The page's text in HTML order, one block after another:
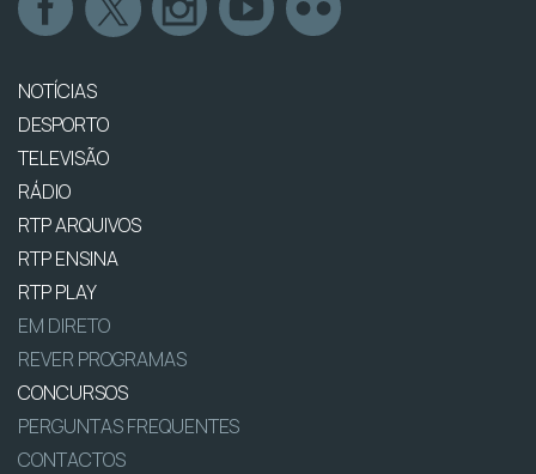
NOTÍCIAS
DESPORTO
TELEVISÃO
RÁDIO
RTP ARQUIVOS
RTP ENSINA
RTP PLAY
EM DIRETO
REVER PROGRAMAS
CONCURSOS
PERGUNTAS FREQUENTES
CONTACTOS